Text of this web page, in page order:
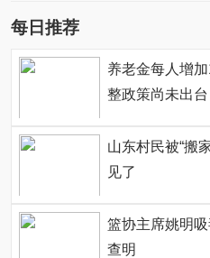
每日推荐
养老金每人增
整政策尚未出台
山东村民被“搬
见了
篮协主席姚明
查明